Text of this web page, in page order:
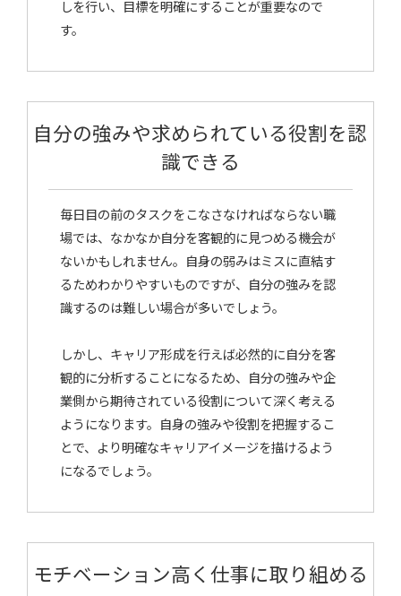
しを行い、目標を明確にすることが重要なので
す。
自分の強みや求められている役割を認
識できる
毎日目の前のタスクをこなさなければならない職
場では、なかなか自分を客観的に見つめる機会が
ないかもしれません。自身の弱みはミスに直結す
るためわかりやすいものですが、自分の強みを認
識するのは難しい場合が多いでしょう。
しかし、キャリア形成を行えば必然的に自分を客
観的に分析することになるため、自分の強みや企
業側から期待されている役割について深く考える
ようになります。自身の強みや役割を把握するこ
とで、より明確なキャリアイメージを描けるよう
になるでしょう。
モチベーション高く仕事に取り組める